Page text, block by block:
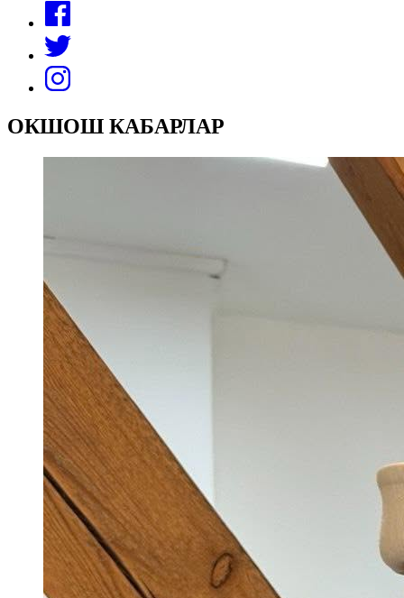
ОКШОШ КАБАРЛАР